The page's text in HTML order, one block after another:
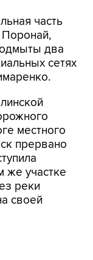
часть
два
сетях
местного
прервано
же участке
реки
своей